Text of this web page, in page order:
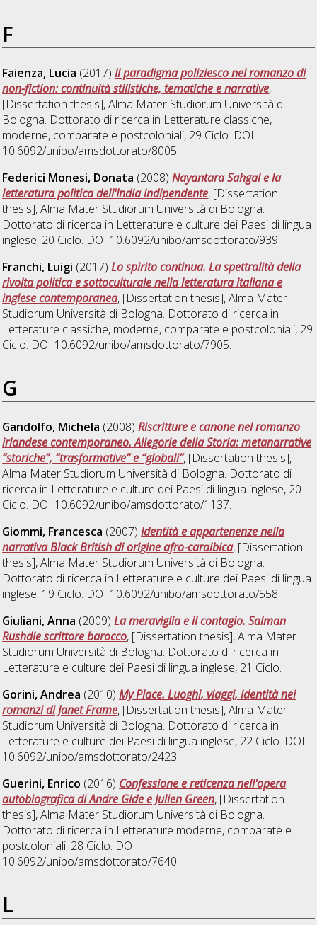
F
Faienza, Lucia (2017)Il paradigma poliziesco nel romanzo di
non-fiction: continuità stilistiche, tematiche e narrative,
[Dissertation thesis], Alma Mater Studiorum Università di
Bologna. Dottorato di ricerca in Letterature classiche,
moderne, comparate e postcoloniali, 29 Ciclo. DOI
10.6092/unibo/amsdottorato/8005.
Federici Monesi, Donata (2008)Nayantara Sahgal e la
letteratura politica dell'India indipendente, [Dissertation
thesis], Alma Mater Studiorum Università di Bologna.
Dottorato di ricerca in Letterature e culture dei Paesi di lingua
inglese, 20 Ciclo. DOI 10.6092/unibo/amsdottorato/939.
Franchi, Luigi (2017)Lo spirito continua. La spettralità della
rivolta politica e sottoculturale nella letteratura italiana e
inglese contemporanea, [Dissertation thesis], Alma Mater
Studiorum Università di Bologna. Dottorato di ricerca in
Letterature classiche, moderne, comparate e postcoloniali, 29
Ciclo. DOI 10.6092/unibo/amsdottorato/7905.
G
Gandolfo, Michela (2008)Riscritture e canone nel romanzo
irlandese contemporaneo. Allegorie della Storia: metanarrative
“storiche”, “trasformative” e “globali”, [Dissertation thesis],
Alma Mater Studiorum Università di Bologna. Dottorato di
ricerca in Letterature e culture dei Paesi di lingua inglese, 20
Ciclo. DOI 10.6092/unibo/amsdottorato/1137.
Giommi, Francesca (2007)Identità e appartenenze nella
narrativa Black British di origine afro-caraibica, [Dissertation
thesis], Alma Mater Studiorum Università di Bologna.
Dottorato di ricerca in Letterature e culture dei Paesi di lingua
inglese, 19 Ciclo. DOI 10.6092/unibo/amsdottorato/558.
Giuliani, Anna (2009)La meraviglia e il contagio. Salman
Rushdie scrittore barocco, [Dissertation thesis], Alma Mater
Studiorum Università di Bologna. Dottorato di ricerca in
Letterature e culture dei Paesi di lingua inglese, 21 Ciclo.
Gorini, Andrea (2010)My Place. Luoghi, viaggi, identità nei
romanzi di Janet Frame, [Dissertation thesis], Alma Mater
Studiorum Università di Bologna. Dottorato di ricerca in
Letterature e culture dei Paesi di lingua inglese, 22 Ciclo. DOI
10.6092/unibo/amsdottorato/2423.
Guerini, Enrico (2016) Confessione e reticenza nell'opera
autobiografica di Andre Gide e Julien Green, [Dissertation
thesis], Alma Mater Studiorum Università di Bologna.
Dottorato di ricerca in Letterature moderne, comparate e
postcoloniali, 28 Ciclo. DOI
10.6092/unibo/amsdottorato/7640.
L